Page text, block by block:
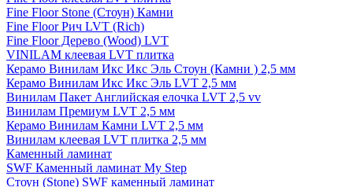
Fine Floor Stone (Стоун) Камни
Fine Floor Рич LVT (Rich)
Fine Floor Дерево (Wood) LVT
VINILAM клеевая LVT плитка
Керамо Винилам Икс Икс Эль Стоун (Камни ) 2,5 мм
Керамо Винилам Икс Икс Эль LVT 2,5 мм
Винилам Пакет Английская елочка LVT 2,5 vv
Винилам Премиум LVT 2,5 мм
Керамо Винилам Камни LVT 2,5 мм
Винилам клеевая LVT плитка 2,5 мм
Каменный ламинат
SWF Каменный ламинат My Step
Стоун (Stone) SWF каменный ламинат